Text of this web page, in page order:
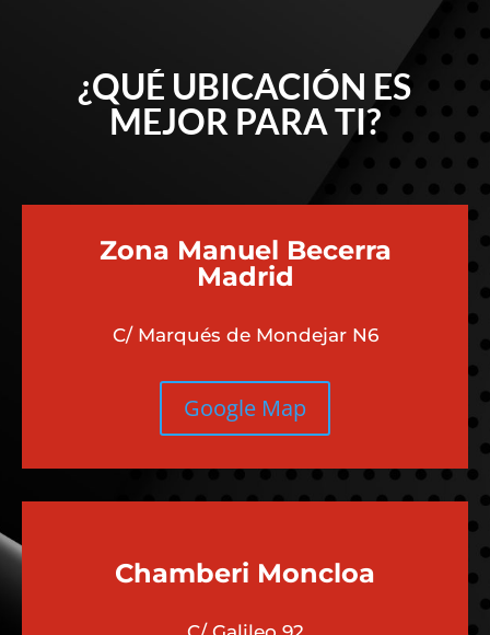
¿QUÉ UBICACIÓN ES
MEJOR PARA TI?
Zona Manuel Becerra
Madrid
C/ Marqués de Mondejar N6
Google Map
Chamberi Moncloa